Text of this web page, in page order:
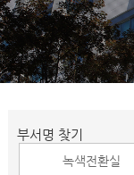
부서명 찾기